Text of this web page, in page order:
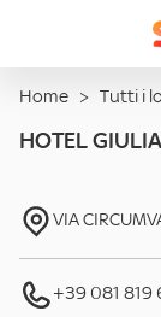
Home > Tutti i
HOTEL GIULIA
VIA
+39 081 819